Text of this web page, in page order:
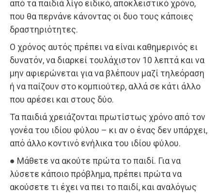
από τα παιδιά λίγο ειδικό, αποκλειστικό χρόνο,
που θα περνάνε κάνοντας οι δυο τους κάποιες
δραστηριότητες.
Ο χρόνος αυτός πρέπει να είναι καθημερινός ει
δυνατόν, να διαρκεί τουλάχιστον 10 λεπτά και να
μην αφιερώνεται για να βλέπουν μαζί τηλεόραση
ή να παίζουν στο κομπιούτερ, αλλά σε κάτι άλλο
που αρέσει και στους δύο.
Τα παιδιά χρειάζονται πρωτίστως χρόνο από τον
γονέα του ιδίου φύλου – κι αν ο ένας δεν υπάρχει,
από άλλο κοντινό ενήλικα του ιδίου φύλου.
● Μάθετε να ακούτε πρώτα το παιδί. Για να
λύσετε κάποιο πρόβλημα, πρέπει πρώτα να
ακούσετε τι έχει να πει το παιδί, και αναλόγως